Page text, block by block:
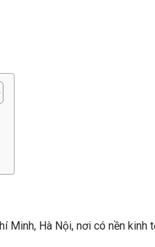
Minh, Hà Nội, nơi có nền kinh